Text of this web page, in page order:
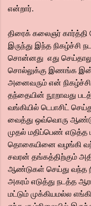
என்றார்.
திரைக் கலைஞர் கார்த்தி
இருந்து இந்த நிகழ்ச்சி
சொன்னது எது
சொல்லுக்கு இணங்க
அனைவரும் என்
தந்தையின் நூறாவது
வங்கியில் டெபாசிட்
வைத்து ஒவ்வொரு ஆண்டும்
முதல் மதிப்பெண் எடுத்த
தொகையினை வழங்கி
சவரன் தங்கத்திற்கும்
ஆண்டுகள் செய்து வந்த
அகரம் எடுத்து நடத்த
மட்டும் முக்கியமல்ல